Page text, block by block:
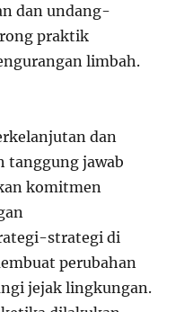
dan undang-
praktik
limbah.
dan
tanggung jawab
komitmen
strategi di
perubahan
jejak lingkungan.